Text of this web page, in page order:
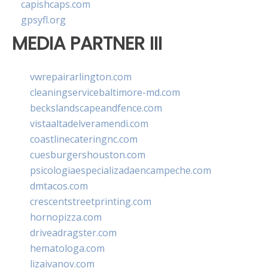
capishcaps.com
gpsyfl.org
MEDIA PARTNER III
vwrepairarlington.com
cleaningservicebaltimore-md.com
beckslandscapeandfence.com
vistaaltadelveramendi.com
coastlinecateringnc.com
cuesburgershouston.com
psicologiaespecializadaencampeche.com
dmtacos.com
crescentstreetprinting.com
hornopizza.com
driveadragster.com
hematologa.com
lizaivanov.com